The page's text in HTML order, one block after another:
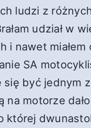
ludzi z
udział w
i nawet miałem
SA
być jednym
na motorze
której